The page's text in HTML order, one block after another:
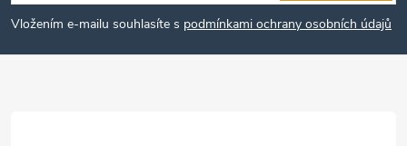
p
a
Vložením e-mailu souhlasíte s podmínkami ochrany osobních údajů